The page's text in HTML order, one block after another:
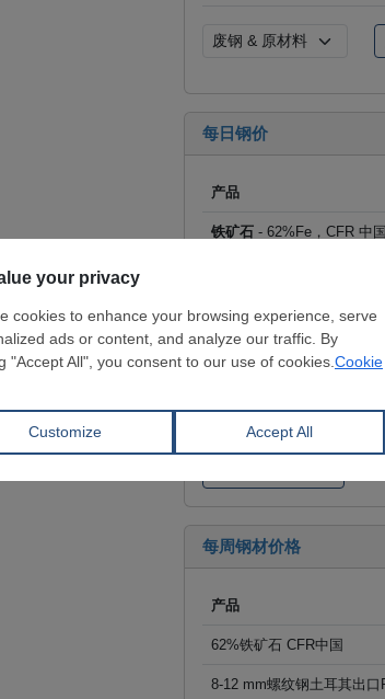
每日钢价
产品
铁矿石 - 62%Fe，CFR 中
螺纹钢 - FOB 土耳其，美元
热卷- 出库价 中国，人民
线材- FOB 中国，美元/吨
每周钢材价格
产品
62%铁矿石 CFR中国
8-12 mm螺纹钢土耳其出口